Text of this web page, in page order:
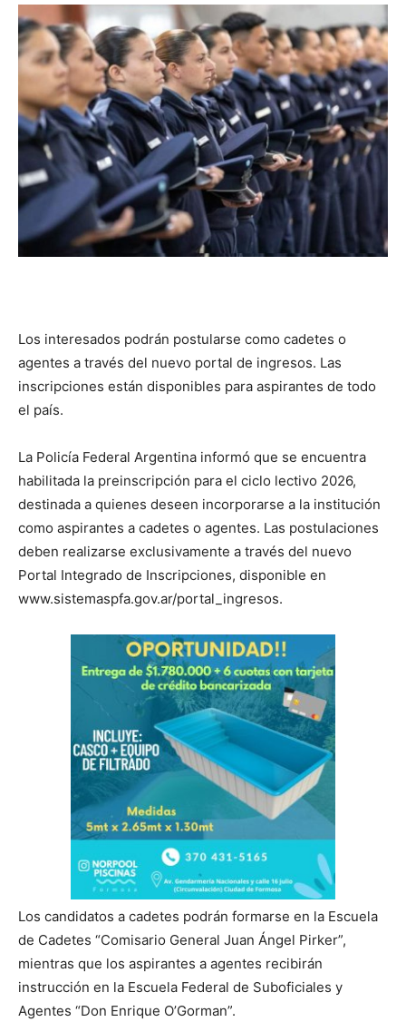
::
La
Verdad
que
se
ve…
Los interesados podrán postularse como cadetes o
agentes a través del nuevo portal de ingresos. Las
inscripciones están disponibles para aspirantes de todo
el país.
La Policía Federal Argentina informó que se encuentra
habilitada la preinscripción para el ciclo lectivo 2026,
destinada a quienes deseen incorporarse a la institución
como aspirantes a cadetes o agentes. Las postulaciones
deben realizarse exclusivamente a través del nuevo
Portal Integrado de Inscripciones, disponible en
www.sistemaspfa.gov.ar/portal_ingresos.
Los candidatos a cadetes podrán formarse en la Escuela
de Cadetes “Comisario General Juan Ángel Pirker”,
mientras que los aspirantes a agentes recibirán
instrucción en la Escuela Federal de Suboficiales y
Agentes “Don Enrique O’Gorman”.